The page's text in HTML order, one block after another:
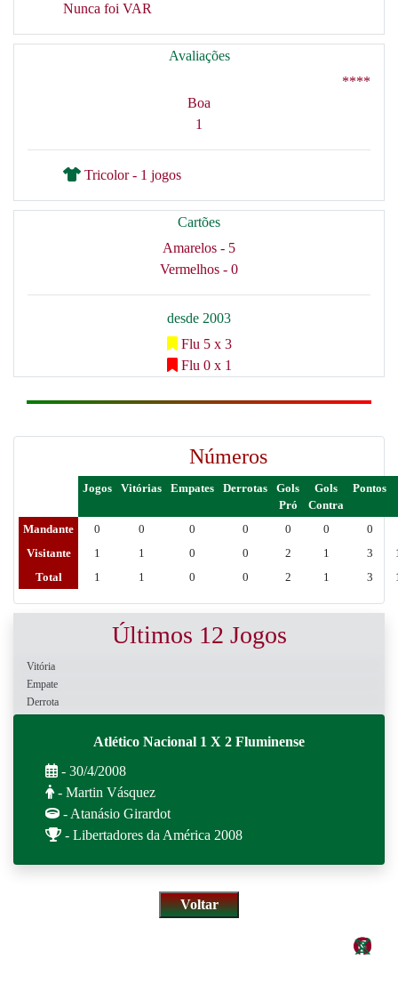
Nunca foi VAR
Avaliações
****
Boa
1
Tricolor - 1 jogos
Cartões
Amarelos - 5
Vermelhos - 0
desde 2003
Flu 5 x 3
Flu 0 x 1
Números
Jogos Vitórias Empates Derrotas
Gols
Pró
Gols
Contra
Pontos
Mandante 0 0 0 0 0 0
0
Visitante
1 1 0 0 2 1 3
Total
1 1 0 0 2 1 3
Últimos 12 Jogos
Vitória
Empate
Derrota
Atlético Nacional 1 X 2 Fluminense
- 30/4/2008
- Martin Vásquez
- Atanásio Girardot
- Libertadores da América 2008